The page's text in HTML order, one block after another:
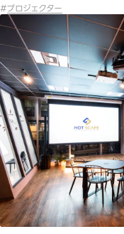
#プロジェクター
オフィス移転に伴う映